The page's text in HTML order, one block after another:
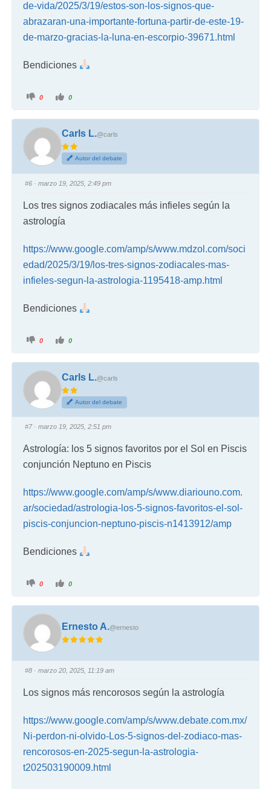
de-vida/2025/3/19/estos-son-los-signos-que-
abrazaran-una-importante-fortuna-partir-de-este-19-
de-marzo-gracias-la-luna-en-escorpio-39671.html
Bendiciones
0 0
Carls L.@carls
Autor del debate
#6 · marzo 19, 2025, 2:49 pm
Los tres signos zodiacales más infieles según la
astrología
https://www.google.com/amp/s/www.mdzol.com/soci
edad/2025/3/19/los-tres-signos-zodiacales-mas-
infieles-segun-la-astrologia-1195418-amp.html
Bendiciones
0 0
Carls L.@carls
Autor del debate
#7· marzo 19, 2025, 2:51 pm
Astrología: los 5 signos favoritos por el Sol en Piscis
conjunción Neptuno en Piscis
https://www.google.com/amp/s/www.diariouno.com.
ar/sociedad/astrologia-los-5-signos-favoritos-el-sol-
piscis-conjuncion-neptuno-piscis-n1413912/amp
Bendiciones
0 0
Ernesto A.@ernesto
#8 · marzo 20, 2025, 11:19 am
Los signos más rencorosos según la astrología
https://www.google.com/amp/s/www.debate.com.mx/
Ni-perdon-ni-olvido-Los-5-signos-del-zodiaco-mas-
rencorosos-en-2025-segun-la-astrologia-
t202503190009.html